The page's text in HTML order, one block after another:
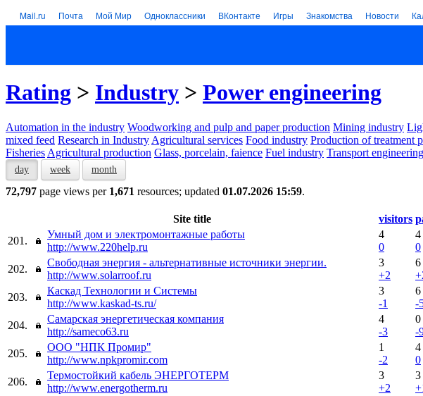
Mail.ru Почта Мой Мир Одноклассники ВКонтакте Игры Знакомства Новости
Rating > Industry > Power engineering
Automation in the industry Woodworking and pulp and paper production Mining industry
mixed feed Research in Industry Agricultural services Food industry Production of treatment
Fisheries Agricultural production Glass, porcelain, faience Fuel industry Transport engineering
day week month
72,797 page views per 1,671 resources; updated 01.07.2026 15:59.
Site title visitors
201.
Умный дом и электромонтажные работы
http://www.220help.ru
4
0
4
0
202.
Свободная энергия - альтернативные источники энергии.
http://www.solarroof.ru
3
+2
6
203.
Каскад Технологии и Системы
http://www.kaskad-ts.ru/
3
-1
6
-
204.
Самарская энергетическая компания
http://sameco63.ru
4
-3
0
-
205.
ООО "НПК Промир"
http://www.npkpromir.com
1
-2
4
0
206.
Термостойкий кабель ЭНЕРГОТЕРМ
http://www.energotherm.ru
3
+2
3